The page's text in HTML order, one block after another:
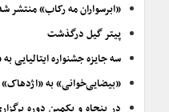
«ابرسواران مه رکاب» منتشر
پیتر گیل درگذشت
سه جایزه جشنواره ایتالیایی
«بیضایی‌خوانی» به